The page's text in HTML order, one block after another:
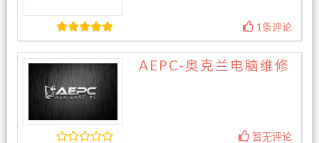
1条评论
AEPC-奥克兰电脑维修
暂无评论